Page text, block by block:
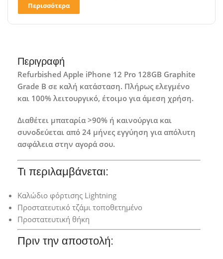
Περισσότερα
Περιγραφή
Refurbished Apple iPhone 12 Pro 128GB Graphite
Grade B σε καλή κατάσταση. Πλήρως ελεγμένο
και 100% λειτουργικό, έτοιμο για άμεση χρήση.
Διαθέτει μπαταρία >90% ή καινούργια και
συνοδεύεται από 24 μήνες εγγύηση για απόλυτη
ασφάλεια στην αγορά σου.
Τι περιλαμβάνεται:
Καλώδιο φόρτισης Lightning
Προστατευτικό τζάμι τοποθετημένο
Προστατευτική θήκη
Πριν την αποστολή: